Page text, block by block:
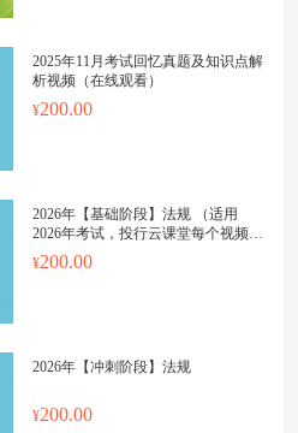
2025年11月考试回忆真题及知识点解
析视频（在线观看）
200.00
2026年【基础阶段】法规 （适用
2026年考试，投行云课堂每个视频上
传更新日期都会标明）
200.00
2026年【冲刺阶段】法规
200.00